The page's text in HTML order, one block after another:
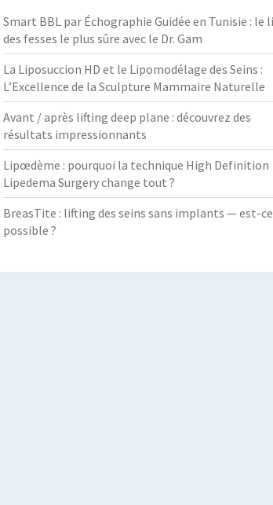
Smart BBL par Échographie Guidée en Tunisie : le
des fesses le plus sûre avec le Dr. Gam
La Liposuccion HD et le Lipomodélage des Seins :
L’Excellence de la Sculpture Mammaire Naturelle
Avant / après lifting deep plane : découvrez des
résultats impressionnants
Lipœdème : pourquoi la technique High Definition
Lipedema Surgery change tout ?
BreasTite : lifting des seins sans implants — est-ce
possible ?